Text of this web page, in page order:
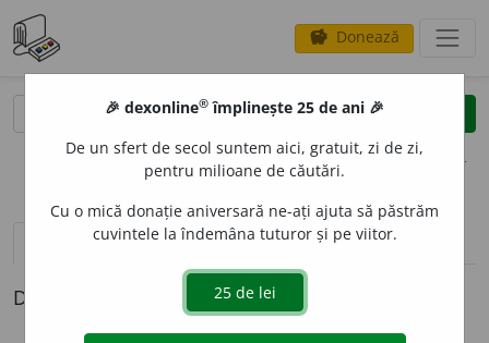
savings Donează
clear
opțiuni
definiții (1)
Definiția cu ID-ul 883677:
🎉 dexonline® împlinește 25 de ani 🎉
De un sfert de secol suntem aici, gratuit, zi de zi,
pentru milioane de căutări.
Cu o mică donație aniversară ne-ați ajuta să păstrăm
cuvintele la îndemâna tuturor și pe viitor.